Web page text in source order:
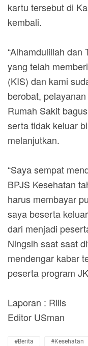
kartu tersebut di
kembali.
“Alhamdulillah dan
yang telah
(KIS) dan kami
berobat,
Rumah Sakit
serta tidak keluar
melanjutkan.
“Saya sempat
BPJS Kesehatan
harus membayar
saya beserta
dari menjadi
Ningsih saat saat
mendengar kabar
peserta program
Laporan : Rilis
Editor USman
#Berita #kesehatan